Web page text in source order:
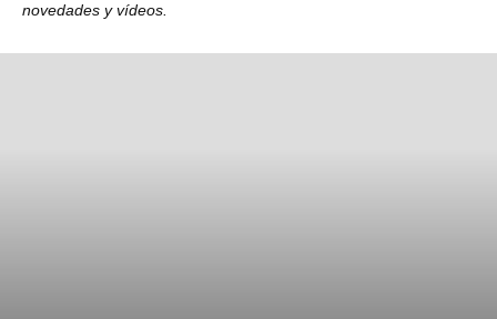
novedades y vídeos.